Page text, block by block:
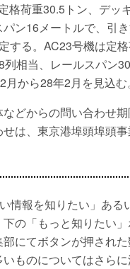
格荷重30.5トン、デッ
ン16メートルで、引
する。AC23号機は定
列相当、レールスパン
から28年2月を見込む。
どからの問い合わせ
せは、東京港埠頭埠頭
情報を知りたい」ある
の「もっと知りたい」
にてボタンが押され
いものについてはさら